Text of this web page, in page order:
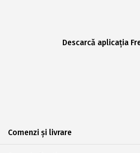
Descarcă aplicația
Comenzi și livrare